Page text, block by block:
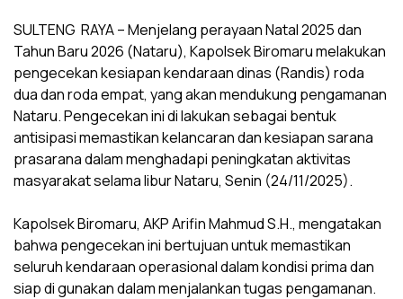
SULTENG RAYA – Menjelang perayaan Natal 2025 dan
Tahun Baru 2026 (Nataru), Kapolsek Biromaru melakukan
pengecekan kesiapan kendaraan dinas (Randis) roda
dua dan roda empat, yang akan mendukung pengamanan
Nataru. Pengecekan ini di lakukan sebagai bentuk
antisipasi memastikan kelancaran dan kesiapan sarana
prasarana dalam menghadapi peningkatan aktivitas
masyarakat selama libur Nataru, Senin (24/11/2025).
Kapolsek Biromaru, AKP Arifin Mahmud S.H., mengatakan
bahwa pengecekan ini bertujuan untuk memastikan
seluruh kendaraan operasional dalam kondisi prima dan
siap di gunakan dalam menjalankan tugas pengamanan.